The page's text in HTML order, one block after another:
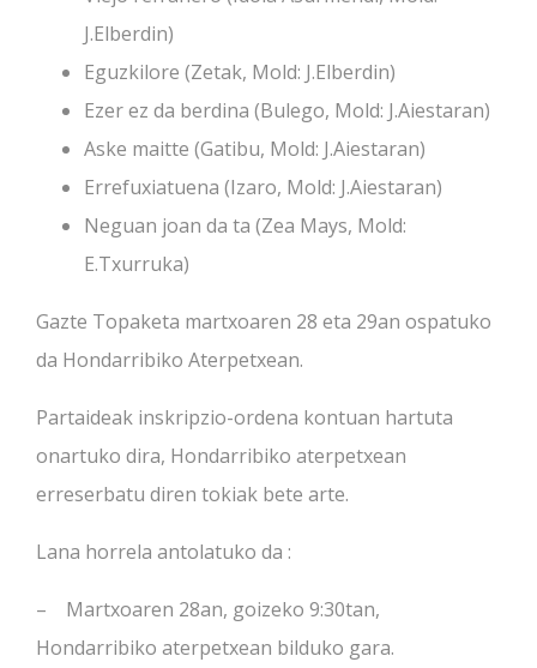
J.Elberdin)
Eguzkilore (Zetak, Mold: J.Elberdin)
Ezer ez da berdina (Bulego, Mold: J.Aiestaran)
Aske maitte (Gatibu, Mold: J.Aiestaran)
Errefuxiatuena (Izaro, Mold: J.Aiestaran)
Neguan joan da ta (Zea Mays, Mold:
E.Txurruka)
Gazte Topaketa martxoaren 28 eta 29an ospatuko
da Hondarribiko Aterpetxean.
Partaideak inskripzio-ordena kontuan hartuta
onartuko dira, Hondarribiko aterpetxean
erreserbatu diren tokiak bete arte.
Lana horrela antolatuko da :
– Martxoaren 28an, goizeko 9:30tan,
Hondarribiko aterpetxean bilduko gara.